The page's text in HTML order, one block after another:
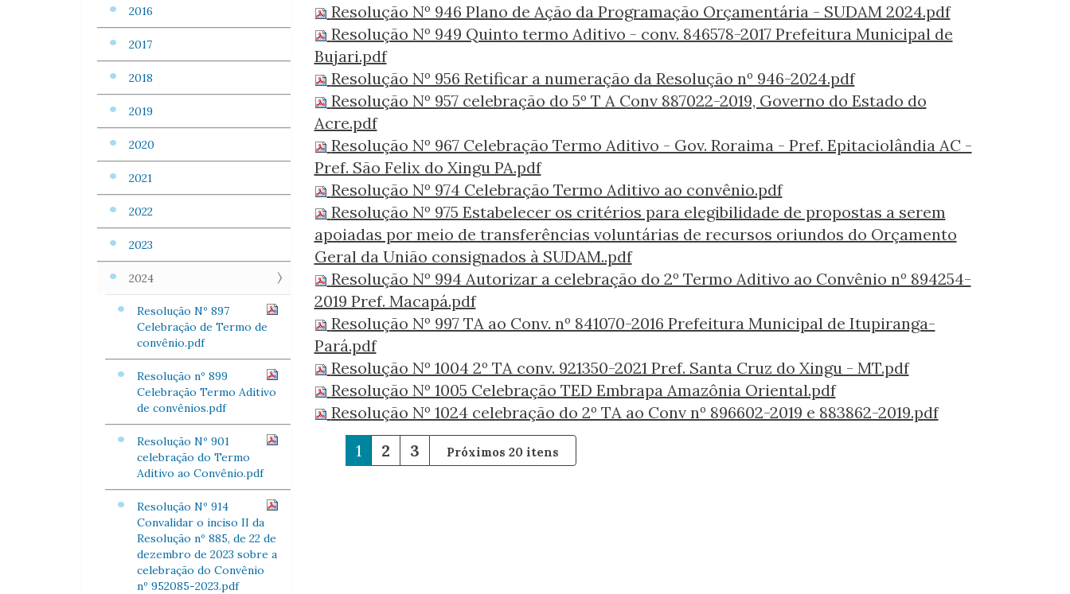
2016
2017
2018
2019
2020
2021
2022
2023
2024
Resolução Nº 897
Celebração de Termo de
convênio.pdf
Resolução nº 899
Celebração Termo Aditivo
de convênios.pdf
Resolução Nº 901
celebração do Termo
Aditivo ao Convênio.pdf
Resolução Nº 914
Convalidar o inciso II da
Resolução nº 885, de 22 de
dezembro de 2023 sobre a
celebração do Convênio
nº 952085-2023.pdf
Resolução Nº 946 Plano de Ação da Programação Orçamentária - SUDAM 2024.pdf
Resolução Nº 949 Quinto termo Aditivo - conv. 846578-2017 Prefeitura Municipal de
Bujari.pdf
Resolução Nº 956 Retificar a numeração da Resolução nº 946-2024.pdf
Resolução Nº 957 celebração do 5º T A Conv 887022-2019, Governo do Estado do
Acre.pdf
Resolução Nº 967 Celebração Termo Aditivo - Gov. Roraima - Pref. Epitaciolândia AC -
Pref. São Felix do Xingu PA.pdf
Resolução Nº 974 Celebração Termo Aditivo ao convênio.pdf
Resolução Nº 975 Estabelecer os critérios para elegibilidade de propostas a serem
apoiadas por meio de transferências voluntárias de recursos oriundos do Orçamento
Geral da União consignados à SUDAM..pdf
Resolução Nº 994 Autorizar a celebração do 2º Termo Aditivo ao Convênio nº 894254-
2019 Pref. Macapá.pdf
Resolução Nº 997 TA ao Conv. nº 841070-2016 Prefeitura Municipal de Itupiranga-
Pará.pdf
Resolução Nº 1004 2º TA conv. 921350-2021 Pref. Santa Cruz do Xingu - MT.pdf
Resolução Nº 1005 Celebração TED Embrapa Amazônia Oriental.pdf
Resolução Nº 1024 celebração do 2º TA ao Conv nº 896602-2019 e 883862-2019.pdf
1
2 3 Próximos 20 itens